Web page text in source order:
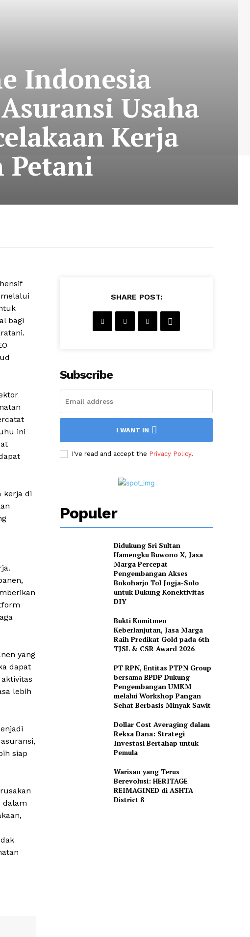
Indonesia
Usaha
Kerja
Petani
bagi
ini
kerja di
yang
dapat
lebih
siap
dalam
SHARE POST:
Subscribe
I WANT IN
I've read and accept the Privacy Policy.
Populer
Didukung Sri Sultan
Hamengku Buwono X, Jasa
Marga Percepat
Pengembangan Akses
Bokoharjo Tol Jogja-Solo
untuk Dukung Konektivitas
DIY
Bukti Komitmen
Keberlanjutan, Jasa Marga
Raih Predikat Gold pada 6th
TJSL & CSR Award 2026
PT RPN, Entitas PTPN Group
bersama BPDP Dukung
Pengembangan UMKM
melalui Workshop Pangan
Sehat Berbasis Minyak Sawit
Dollar Cost Averaging dalam
Reksa Dana: Strategi
Investasi Bertahap untuk
Pemula
Warisan yang Terus
Berevolusi: HERITAGE
REIMAGINED di ASHTA
District 8